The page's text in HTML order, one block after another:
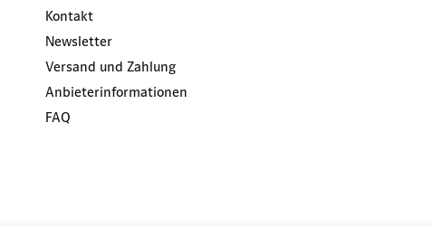
Kontakt
Newsletter
Versand und Zahlung
Anbieterinformationen
FAQ